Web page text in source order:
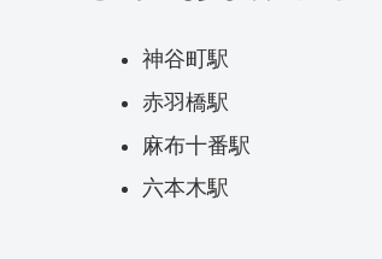
神谷町駅
赤羽橋駅
麻布十番駅
六本木駅